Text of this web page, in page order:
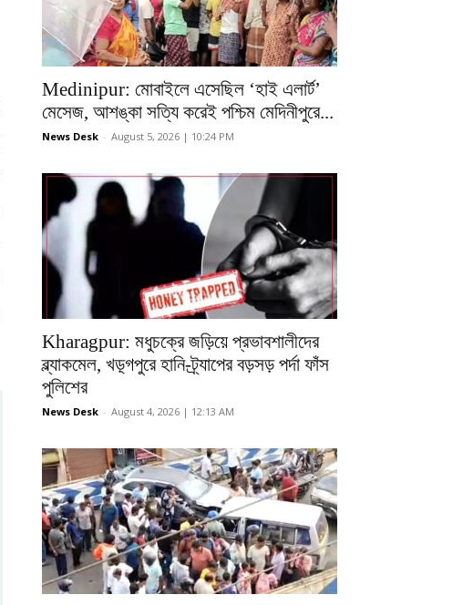
Medinipur: মোবাইলে এসেছিল ‘হাই এলার্ট’
মেসেজ, আশঙ্কা সত্যি করেই পশ্চিম মেদিনীপুরে...
News Desk - August 5, 2026 | 10:24 PM
Kharagpur: মধুচক্রে জড়িয়ে প্রভাবশালীদের
ব্ল্যাকমেল, খড়্গপুরে হানি-ট্র্যাপের বড়সড় পর্দা ফাঁস
পুলিশের
News Desk - August 4, 2026 | 12:13 AM